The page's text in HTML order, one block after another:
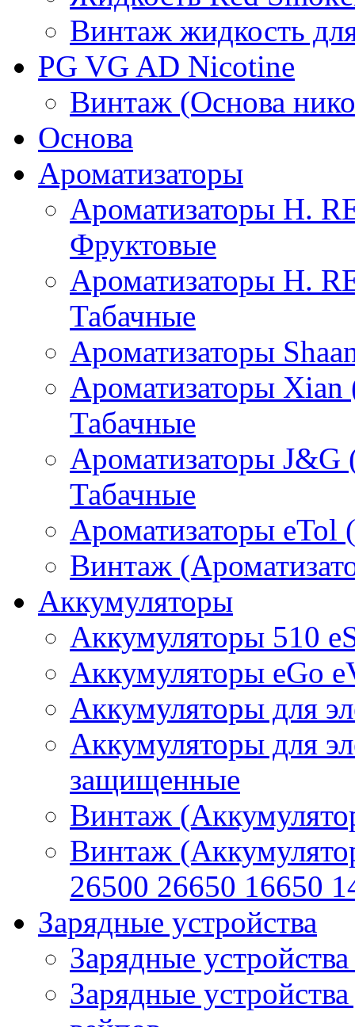
Винтаж жидкость
PG VG AD Nicotine
Винтаж (Основа
Основа
Ароматизаторы
Ароматизаторы H.
Фруктовые
Ароматизаторы H.
Табачные
Ароматизаторы
Ароматизаторы
Табачные
Ароматизаторы
Табачные
Ароматизаторы eTol
Винтаж
Аккумуляторы
Аккумуляторы 510
Аккумуляторы eGo
Аккумуляторы для
Аккумуляторы для
защищенные
Винтаж
Винтаж
26500 26650 16650
Зарядные устройства
Зарядные
Зарядные